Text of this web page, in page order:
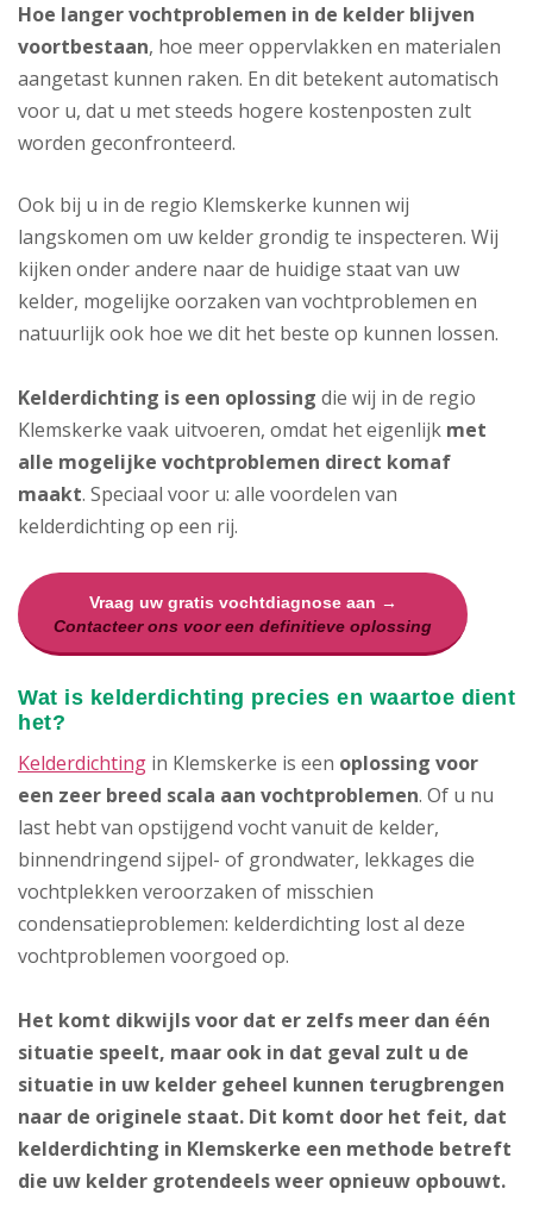
Hoe langer vochtproblemen in de kelder blijven
voortbestaan, hoe meer oppervlakken en materialen
aangetast kunnen raken. En dit betekent automatisch
voor u, dat u met steeds hogere kostenposten zult
worden geconfronteerd.
Ook bij u in de regio Klemskerke kunnen wij
langskomen om uw kelder grondig te inspecteren. Wij
kijken onder andere naar de huidige staat van uw
kelder, mogelijke oorzaken van vochtproblemen en
natuurlijk ook hoe we dit het beste op kunnen lossen.
Kelderdichting is een oplossing die wij in de regio
Klemskerke vaak uitvoeren, omdat het eigenlijk met
alle mogelijke vochtproblemen direct komaf
maakt. Speciaal voor u: alle voordelen van
kelderdichting op een rij.
Vraag uw gratis vochtdiagnose aan →
Contacteer ons voor een definitieve oplossing
Wat is kelderdichting precies en waartoe dient
het?
Kelderdichting in Klemskerke is een oplossing voor
een zeer breed scala aan vochtproblemen. Of u nu
last hebt van opstijgend vocht vanuit de kelder,
binnendringend sijpel- of grondwater, lekkages die
vochtplekken veroorzaken of misschien
condensatieproblemen: kelderdichting lost al deze
vochtproblemen voorgoed op.
Het komt dikwijls voor dat er zelfs meer dan één
situatie speelt, maar ook in dat geval zult u de
situatie in uw kelder geheel kunnen terugbrengen
naar de originele staat. Dit komt door het feit, dat
kelderdichting in Klemskerke een methode betreft
die uw kelder grotendeels weer opnieuw opbouwt.